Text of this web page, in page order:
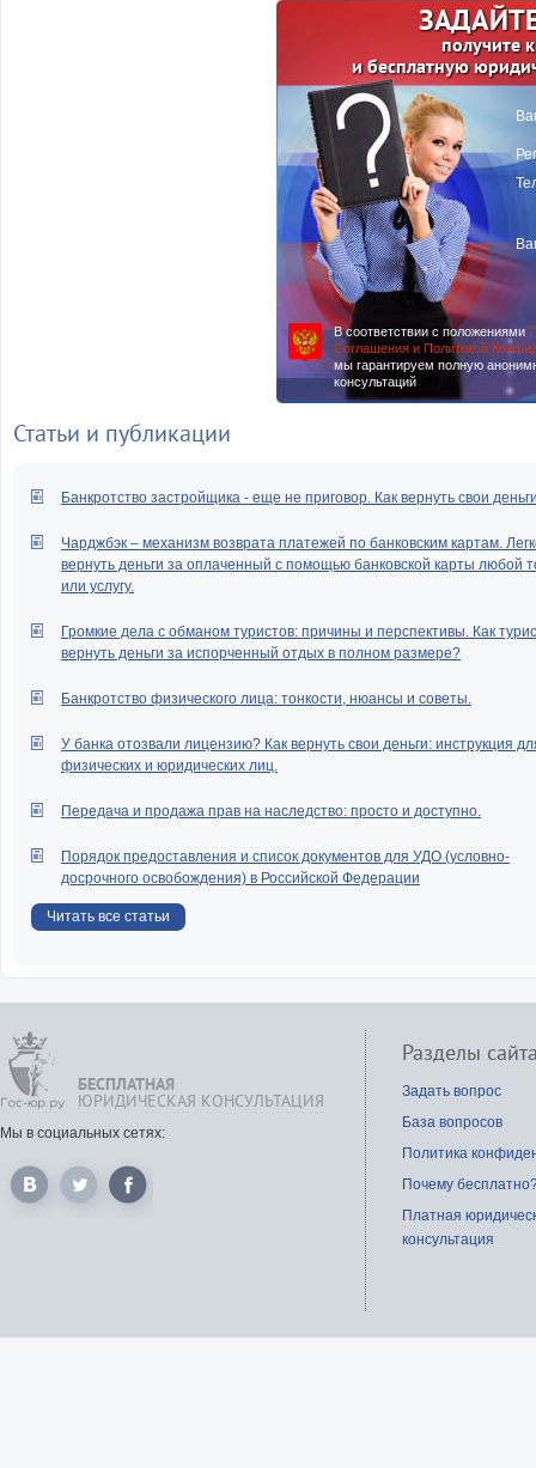
получите
и бесплатную
В соответствии с положениями
Соглашения и Политикой
мы гарантируем полную
консультаций
Статьи и публикации
Банкротство застройщика - еще не приговор. Как вернуть свои
Чарджбэк – механизм возврата платежей по банковским картам.
вернуть деньги за оплаченный с помощью банковской карты любой
или услугу.
Громкие дела с обманом туристов: причины и перспективы. Как
вернуть деньги за испорченный отдых в полном размере?
Банкротство физического лица: тонкости, нюансы и советы.
У банка отозвали лицензию? Как вернуть свои деньги: инструкция
физических и юридических лиц.
Передача и продажа прав на наследство: просто и доступно.
Порядок предоставления и список документов для УДО (условно-
досрочного освобождения) в Российской Федерации
Читать все статьи
БЕСПЛАТНАЯ
ЮРИДИЧЕСКАЯ КОНСУЛЬТАЦИЯ
Мы в социальных сетях:
Разделы
Задать вопрос
База вопросов
Политика
Почему
Платная
консультация